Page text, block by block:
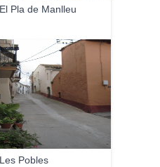
El Pla de Manlleu
Les Pobles